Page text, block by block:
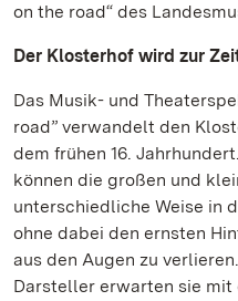
on the road“ des
Der Klosterhof wird zur
Das Musik- und
road” verwandelt den
dem frühen 16.
können die großen und
unterschiedliche Weise in
ohne dabei den ernsten
aus den Augen zu
Darsteller erwarten sie mit